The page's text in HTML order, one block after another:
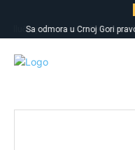
Sa odmora u Crnoj Gori